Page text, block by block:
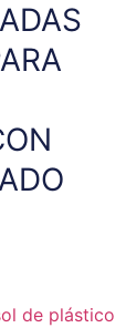
de plástico